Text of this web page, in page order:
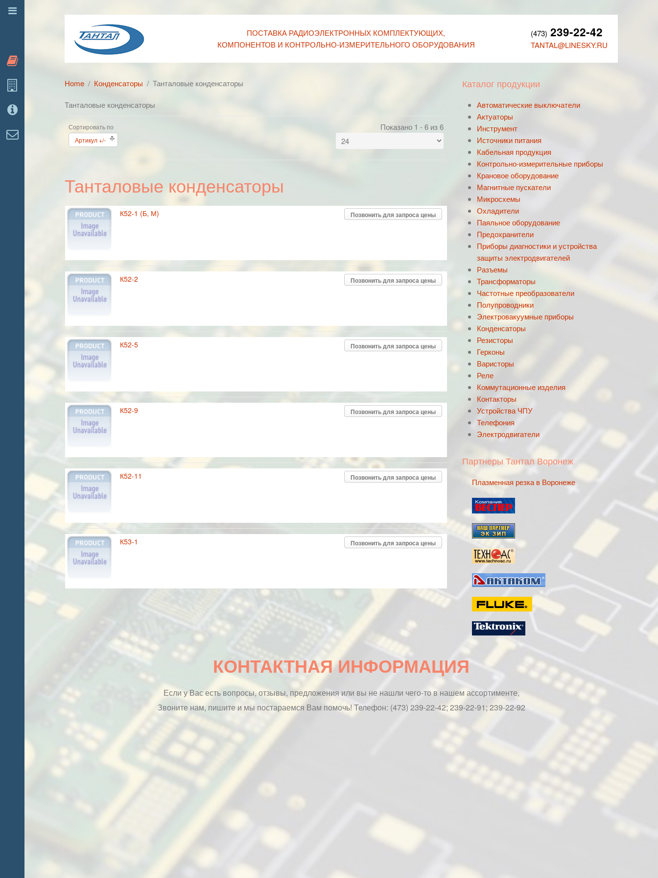
О компании
ПОСТАВКА РАДИОЭЛЕКТРОННЫХ КОМПЛЕКТУЮЩИХ,
КОМПОНЕНТОВ И КОНТРОЛЬНО-ИЗМЕРИТЕЛЬНОГО ОБОРУДОВАНИЯ
(473) 239-22-42
TANTAL@LINESKY.RU
Home Конденсаторы Танталовые конденсаторы
Танталовые конденсаторы
Сортировать по
Артикул +/-
Показано 1 - 6 из 6
Танталовые конденсаторы
К52-1 (Б, М) Позвонить для запроса цены
К52-2 Позвонить для запроса цены
К52-5 Позвонить для запроса цены
К52-9 Позвонить для запроса цены
К52-11 Позвонить для запроса цены
К53-1 Позвонить для запроса цены
Каталог продукции
Автоматические выключатели
Актуаторы
Инструмент
Источники питания
Кабельная продукция
Контрольно-измерительные приборы
Крановое оборудование
Магнитные пускатели
Микросхемы
Охладители
Паяльное оборудование
Предохранители
Приборы диагностики и устройства
защиты электродвигателей
Разъемы
Трансформаторы
Частотные преобразователи
Полупроводники
Электровакуумные приборы
Конденсаторы
Резисторы
Герконы
Варисторы
Реле
Коммутационные изделия
Контакторы
Устройства ЧПУ
Телефония
Электродвигатели
Партнеры Тантал Воронеж
Плазменная резка в Воронеже
КОНТАКТНАЯ ИНФОРМАЦИЯ
Если у Вас есть вопросы, отзывы, предложения или вы не нашли чего-то в нашем ассортименте,
Звоните нам, пишите и мы постараемся Вам помочь! Телефон: (473) 239-22-42; 239-22-91; 239-22-92